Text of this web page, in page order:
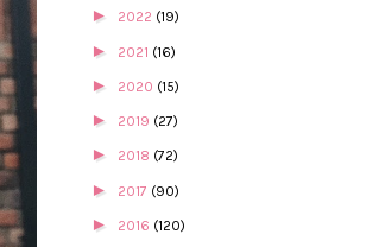
► 2022 (19)
► 2021 (16)
► 2020 (15)
► 2019 (27)
► 2018 (72)
► 2017 (90)
► 2016 (120)